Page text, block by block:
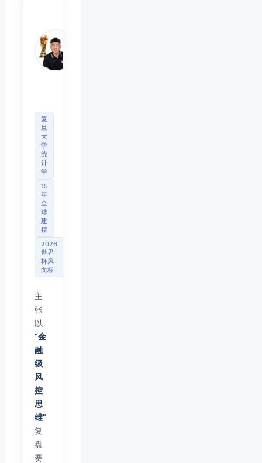
复
旦
大
学
统
计
学
15
年
全
球
建
模
2026
世界
杯风
向标
主
张
以
“金
融
级
风
控
思
维”
复
盘
赛